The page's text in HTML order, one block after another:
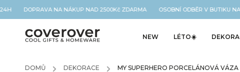
DOPRAVA NA NÁKUP NAD 2500Kč ZDARMA OSOBNÍ ODBĚR V BUTIKU NA
NEW LÉTO☀️
DOMŮ / DEKORACE / MY SUPERHERO PORCELÁNOVÁ